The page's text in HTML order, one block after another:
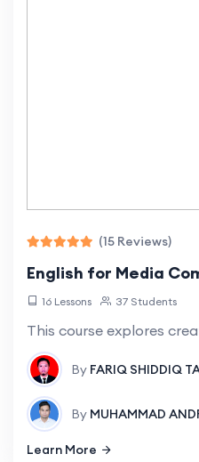
(15 Reviews)
English for Media
16 Lessons 37 Students
By FARIQ SHIDDIQ
By MUHAMMAD
Learn More